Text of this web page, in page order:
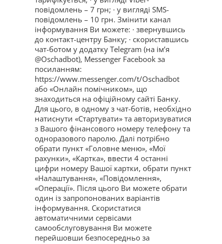
повідомлень – 7 грн; · у вигляді SMS-
повідомлень – 10 грн. Змінити канал
інформування Ви можете: · звернувшись
до контакт-центру Банку; · скориставшись
чат-ботом у додатку Telegram (на ім’я
@Oschadbot), Mеssenger Facebook за
посиланням:
https://www.messenger.com/t/Oschadbot
або «Онлайн помічником», що
знаходиться на офіційному сайті Банку.
Для цього, в одному з чат-ботів, необхідно
натиснути «Стартувати» та авторизуватися
з Вашого фінансового номеру телефону та
одноразового паролю. Далі потрібно
обрати пункт «Головне меню», «Мої
рахунки», «Картка», ввести 4 останні
цифри номеру Вашої картки, обрати пункт
«Налаштування», «Повідомлення»,
«Операції». Після цього Ви можете обрати
один із запропонованих варіантів
інформування. Скористатися
автоматичними сервісами
самообслуговування Ви можете
перейшовши безпосередньо за